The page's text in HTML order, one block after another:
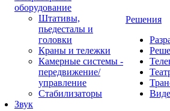
оборудование
Штативы,
пьедесталы и
головки
Краны и тележки
Камерные системы -
передвижение/
управление
Стабилизаторы
Звук
Решения